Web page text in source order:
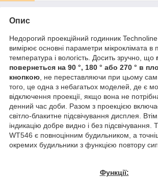
Опис
Недорогий проекційний годинник
вимірює основні параметри мікроклімата в
температура і вологість. Досить зручно, що
повернеться на 90 °, 180 ° або 270 ° в
кнопкою , не переставляючи при цьому
того, це одна з небагатьох моделей, де є
відключення проекції, якщо вона не
денний час доби. Разом з проекцією
світло-блакитне підсвічування дисплея.
індикацію добре видно і без підсвічування.
WT546 є повноцінним будильником, а
окремих будильники з функцією повтору
Функції: